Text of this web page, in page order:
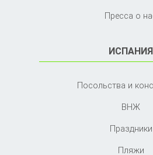
Пресса о
ИСПАНИЯ
Посольства и
ВНЖ
Праздники
Пляжи